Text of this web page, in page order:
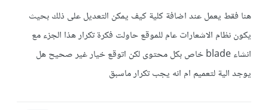
هنا فقط يعمل عند اضافة كلية كيف يمكن التعديل على ذلك بحيث
يكون نظام الاشعارات عام للموقع حاولت فكرة تكرار هذا الجزء مع
انشاء blade خاص بكل محتوى لكن اتوقع خيار غير صحيح هل
يوجد الية لتعميم ام انه يجب تكرار ماسبق